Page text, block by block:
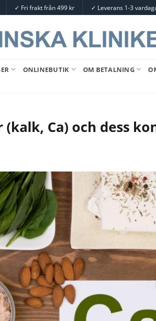
✓ Fri frakt från 499 kr ✓ Leverans 1-3
ONLINEBUTIK OM BETALNING
Ca) och dess